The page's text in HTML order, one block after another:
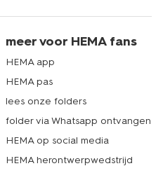
meer voor HEMA fans
HEMA app
HEMA pas
lees onze folders
folder via Whatsapp ontvangen
HEMA op social media
HEMA herontwerpwedstrijd